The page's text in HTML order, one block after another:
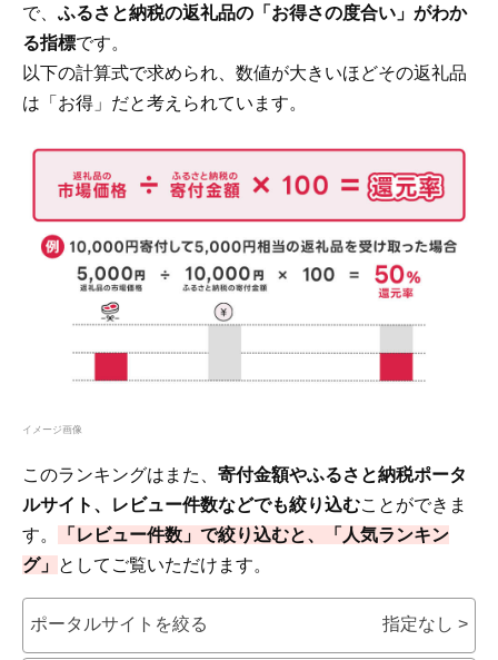
で、 ふるさと納税の返礼品の「お得さの度合い」がわか
る指標です。
以下の計算式で求められ、数値が大きいほどその返礼品
は「お得」だと考えられています。
イメージ画像
このランキングはまた、 寄付金額やふるさと納税ポータ
ルサイト、レビュー件数などでも絞り込むことができま
す。
「レビュー件数」で絞り込むと、「人気ランキン
グ」 としてご覧いただけます。
ポータルサイトを絞る 指定なし >